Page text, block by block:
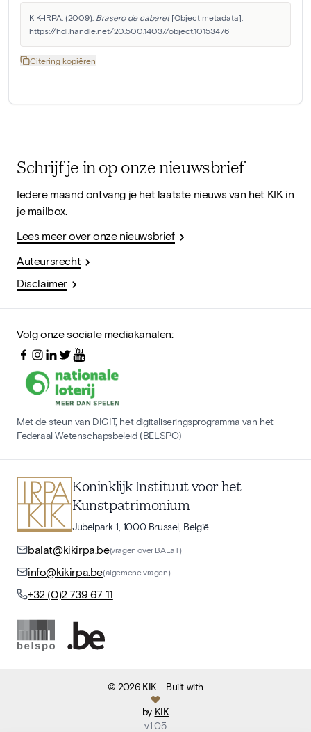
KIK-IRPA. (2009). Brasero de cabaret [Object metadata].
https://hdl.handle.net/20.500.14037/object.10153476
Citering kopiëren
Schrijf je in op onze nieuwsbrief
Iedere maand ontvang je het laatste nieuws van het KIK in
je mailbox.
Lees meer over onze nieuwsbrief
Auteursrecht
Disclaimer
Volg onze sociale mediakanalen:
Met de steun van DIGIT, het digitaliseringsprogramma van het
Federaal Wetenschapsbeleid (BELSPO)
Koninklijk Instituut voor het
Kunstpatrimonium
Jubelpark 1, 1000 Brussel, België
balat@kikirpa.be(vragen over BALaT)
info@kikirpa.be(algemene vragen)
+32 (0)2 739 67 11
©2026 KIK - Built with
by KIK
v1.05